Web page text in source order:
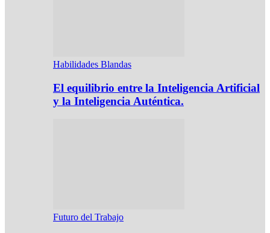
Habilidades Blandas
El equilibrio entre la Inteligencia Artificial
y la Inteligencia Auténtica.
Futuro del Trabajo